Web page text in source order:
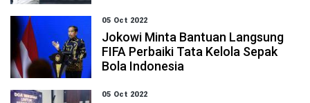
05 Oct 2022
Jokowi Minta Bantuan Langsung
FIFA Perbaiki Tata Kelola Sepak
Bola Indonesia
05 Oct 2022